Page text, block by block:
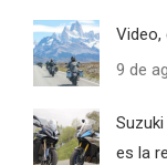
Video,
9 de
Suzuki
es la